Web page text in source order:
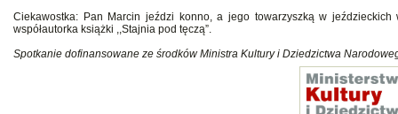
Ciekawostka: Pan Marcin jeździ konno, a jego towarzyszką w
współautorka książki ,,Stajnia pod tęczą”.
Spotkanie dofinansowane ze środków Ministra Kultury i Dziedzictwa